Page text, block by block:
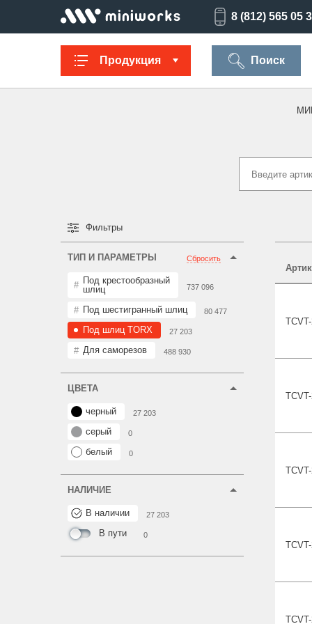
8 (812) 565 05
Продукция Поиск
Колпачки на
болт/гайку
Переходники и
соединители
опоры
Фильтры
ТИП И ПАРАМЕТРЫ Сбросить
Под крестообразный
шлиц
737 096
Под шестигранный шлиц 80 477
Под шлиц TORX 27 203
Для саморезов 488 930
ЦВЕТА
черный 27 203
серый 0
белый 0
НАЛИЧИЕ
В наличии 27 203
В пути 0
TCVT-
TCVT-